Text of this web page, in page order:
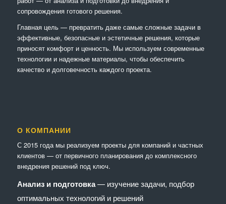
сопровождения готового решения.
Главная цель — превратить даже самые сложные задачи в
эффективные, безопасные и эстетичные решения, которые
приносят комфорт и ценность. Мы используем современные
технологии и надежные материалы, чтобы обеспечить
качество и долговечность каждого проекта.
О КОМПАНИИ
С 2015 года мы реализуем проекты для компаний и частных
клиентов — от первичного планирования до комплексного
внедрения решений под ключ.
Анализ и подготовка— изучение задачи, подбор
оптимальных технологий и решений